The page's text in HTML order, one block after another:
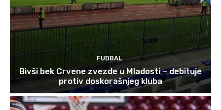
FUDBAL
Bivši bek Crvene zvezde u Mladosti – debituje
protiv doskorašnjeg kluba